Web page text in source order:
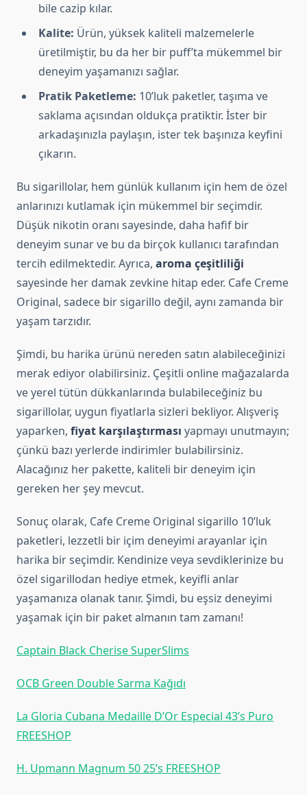
bile cazip kılar.
Kalite: Ürün, yüksek kaliteli malzemelerle
üretilmiştir, bu da her bir puff’ta mükemmel bir
deneyim yaşamanızı sağlar.
Pratik Paketleme: 10’luk paketler, taşıma ve
saklama açısından oldukça pratiktir. İster bir
arkadaşınızla paylaşın, ister tek başınıza keyfini
çıkarın.
Bu sigarillolar, hem günlük kullanım için hem de özel
anlarınızı kutlamak için mükemmel bir seçimdir.
Düşük nikotin oranı sayesinde, daha hafif bir
deneyim sunar ve bu da birçok kullanıcı tarafından
tercih edilmektedir. Ayrıca, aroma çeşitliliği
sayesinde her damak zevkine hitap eder. Cafe Creme
Original, sadece bir sigarillo değil, aynı zamanda bir
yaşam tarzıdır.
Şimdi, bu harika ürünü nereden satın alabileceğinizi
merak ediyor olabilirsiniz. Çeşitli online mağazalarda
ve yerel tütün dükkanlarında bulabileceğiniz bu
sigarillolar, uygun fiyatlarla sizleri bekliyor. Alışveriş
yaparken, fiyat karşılaştırması yapmayı unutmayın;
çünkü bazı yerlerde indirimler bulabilirsiniz.
Alacağınız her pakette, kaliteli bir deneyim için
gereken her şey mevcut.
Sonuç olarak, Cafe Creme Original sigarillo 10’luk
paketleri, lezzetli bir içim deneyimi arayanlar için
harika bir seçimdir. Kendinize veya sevdiklerinize bu
özel sigarillodan hediye etmek, keyifli anlar
yaşamanıza olanak tanır. Şimdi, bu eşsiz deneyimi
yaşamak için bir paket almanın tam zamanı!
Captain Black Cherise SuperSlims
OCB Green Double Sarma Kağıdı
La Gloria Cubana Medaille D’Or Especial 43’s Puro
FREESHOP
H. Upmann Magnum 50 25’s FREESHOP